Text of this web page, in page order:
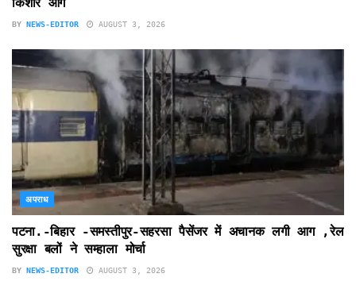
BY NEWS-EDITOR AUGUST 3, 2026
अपराध
पटना.-बिहार -समस्तीपुर-सहरसा पैसेंजर में अचानक लगी आग ,रेल
सुरक्षा बलों ने सम्हाला मोर्चा
BY NEWS-EDITOR AUGUST 3, 2026